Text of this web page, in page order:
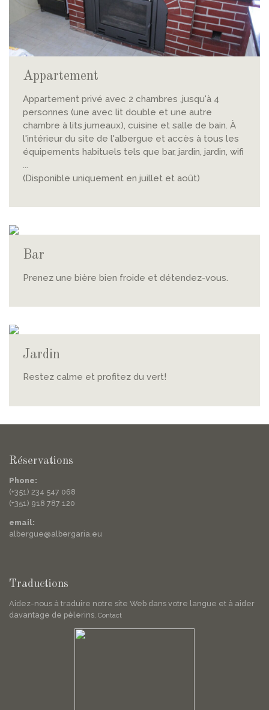
Appartement
Appartement privé avec 2 chambres ,jusqu'à 4
personnes (une avec lit double et une autre
chambre à lits jumeaux), cuisine et salle de bain. À
l'intérieur du site de l'albergue et accès à tous les
équipements habituels tels que bar, jardin, jardin, wifi
...
(Disponible uniquement en juillet et août)
Bar
Prenez une bière bien froide et détendez-vous.
Jardin
Restez calme et profitez du vert!
Réservations
Phone:
(+351) 234 547 068
(+351) 918 787 120
email:
albergue@albergaria.eu
Traductions
Aidez-nous à traduire notre site Web dans votre langue et à aider
davantage de pèlerins. Contact